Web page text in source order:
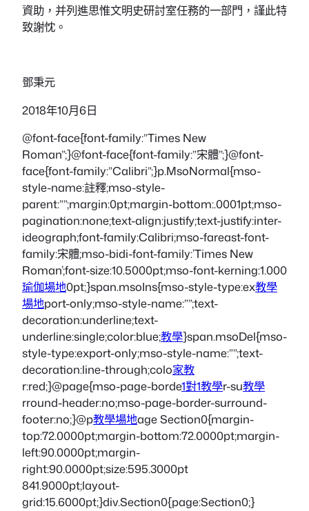
資助，并列進思惟文明史研討室任務的一部門，謹此特
致謝忱。
鄧秉元
2018年10月6日
@font-face{font-family:”Times New
Roman”;}@font-face{font-family:”宋體”;}@font-
face{font-family:”Calibri”;}p.MsoNormal{mso-
style-name:註釋;mso-style-
parent:””;margin:0pt;margin-bottom:.0001pt;mso-
pagination:none;text-align:justify;text-justify:inter-
ideograph;font-family:Calibri;mso-fareast-font-
family:宋體;mso-bidi-font-family:’Times New
Roman’;font-size:10.5000pt;mso-font-kerning:1.000
瑜伽場地0pt;}span.msoIns{mso-style-type:ex教學
場地port-only;mso-style-name:””;text-
decoration:underline;text-
underline:single;color:blue;教學}span.msoDel{mso-
style-type:export-only;mso-style-name:””;text-
decoration:line-through;colo家教
r:red;}@page{mso-page-borde1對1教學r-su教學
rround-header:no;mso-page-border-surround-
footer:no;}@p教學場地age Section0{margin-
top:72.0000pt;margin-bottom:72.0000pt;margin-
left:90.0000pt;margin-
right:90.0000pt;size:595.3000pt
841.9000pt;layout-
grid:15.6000pt;}div.Section0{page:Section0;}